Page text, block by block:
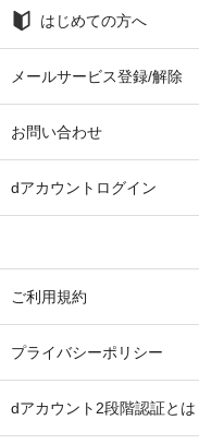
はじめての方へ
メールサービス登録/解除
お問い合わせ
dアカウントログイン
ご利用規約
プライバシーポリシー
dアカウント2段階認証とは